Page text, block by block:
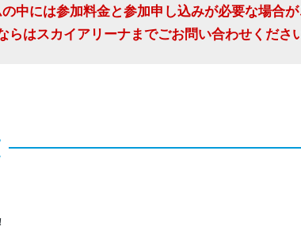
中には参加料金と参加申し込みが必要な場合が
らはスカイアリーナまでごお問い合わせくださ